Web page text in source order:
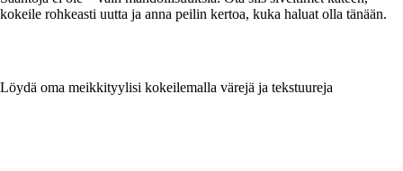
kokeile rohkeasti uutta ja anna peilin kertoa, kuka haluat olla tänään.
Löydä oma meikkityylisi kokeilemalla värejä ja tekstuureja